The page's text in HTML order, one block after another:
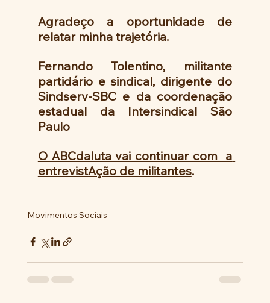
Agradeço a oportunidade de
relatar minha trajetória.
Fernando Tolentino, militante
partidário e sindical, dirigente do
Sindserv-SBC e da coordenação
estadual da Intersindical São
Paulo
O ABCdaluta vai continuar com  a
entrevistAção de militantes.
Movimentos Sociais